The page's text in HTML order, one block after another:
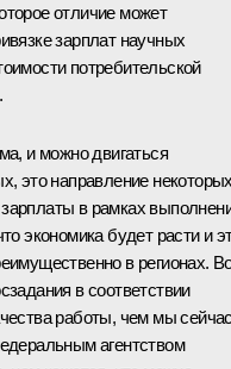
отличие может
зарплат научных
потребительской
и можно двигаться
это направление
в рамках
экономика будет расти и
в регионах.
в соответствии
работы, чем мы
агентством